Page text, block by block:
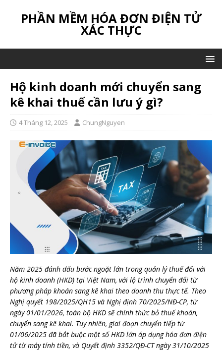
PHẦN MỀM HÓA ĐƠN ĐIỆN TỬ
XÁC THỰC
Hộ kinh doanh mới chuyển sang
kê khai thuế cần lưu ý gì?
4 Tháng 12, 2025 ChungNguyen
Năm 2025 đánh dấu bước ngoặt lớn trong quản lý thuế đối với
hộ kinh doanh (HKD) tại Việt Nam, với lộ trình chuyển đổi từ
phương pháp khoán sang kê khai theo doanh thu thực tế. Theo
Nghị quyết 198/2025/QH15 và Nghị định 70/2025/NĐ-CP, từ
ngày 01/01/2026, toàn bộ HKD sẽ chính thức bỏ thuế khoán,
chuyển sang kê khai. Tuy nhiên, giai đoạn chuyển tiếp từ
01/06/2025 đã bắt buộc một số HKD lớn áp dụng hóa đơn điện
tử từ máy tính tiền, và Quyết định 3352/QĐ-CT ngày 31/10/2025